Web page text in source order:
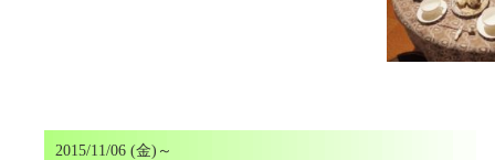
2015/11/06 (金)～